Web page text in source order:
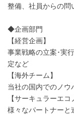
整備、社員からの問
◆企画部門
【経営企画】
事業戦略の立案･実
定など
【海外チーム】
当社の国内でのノ
【サーキュラーエコ
様々なパートナーと